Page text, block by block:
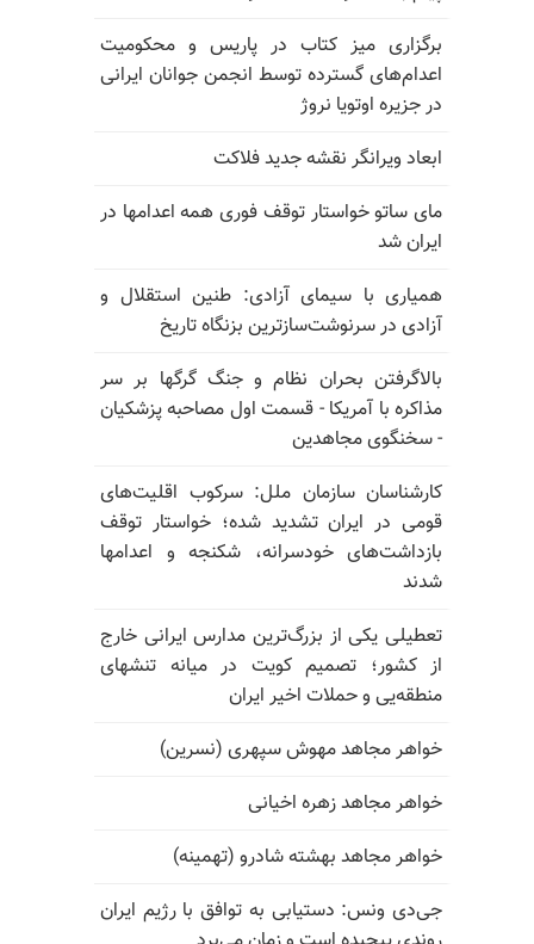
برگزاری میز کتاب در پاریس و محکومیت
اعدام‌های گسترده توسط انجمن جوانان ایرانی
در جزیره اوتویا نروژ
ابعاد ویرانگر نقشه جدید فلاکت
مای ساتو خواستار توقف فوری همه اعدامها در
ایران شد
همیاری با سیمای آزادی: طنین استقلال و
آزادی در سرنوشت‌سازترین بزنگاه تاریخ
بالا‌گرفتن بحران نظام و جنگ گرگها بر سر
مذاکره با آمریکا - قسمت اول مصاحبه پزشکیان
- سخنگوی مجاهدین
کارشناسان سازمان ملل: سرکوب اقلیت‌های
قومی در ایران تشدید شده؛ خواستار توقف
بازداشت‌های خودسرانه، شکنجه و اعدامها
شدند
تعطیلی یکی از بزرگ‌ترین مدارس ایرانی خارج
از کشور؛ تصمیم کویت در میانه تنشهای
منطقه‌یی و حملات اخیر ایران
خواهر مجاهد مهوش سپهری (نسرین)
خواهر مجاهد زهره اخیانی
خواهر مجاهد بهشته شادرو (تهمینه)
جی‌دی ونس: دستیابی به توافق با رژیم ایران